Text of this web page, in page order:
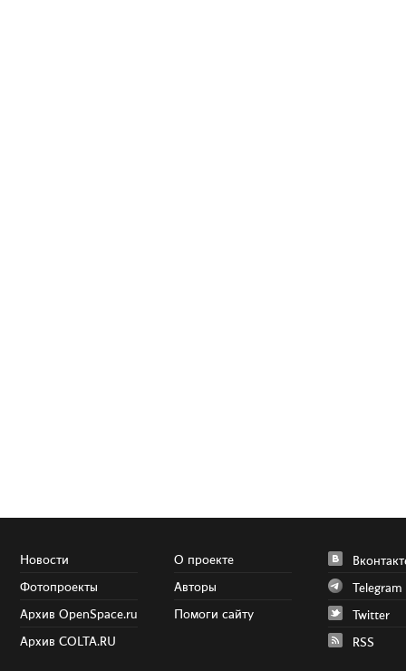
Новости
Фотопроекты
Архив OpenSpace.ru
Архив COLTA.RU
О проекте
Авторы
Помоги сайту
Telegram
Twitter
RSS